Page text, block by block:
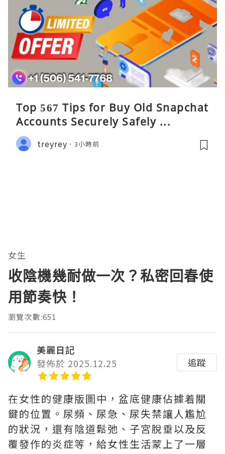
Top 567 Tips for Buy Old Snapchat
Accounts Securely Safely ...
treyrey 3小時前
女生
收陰機幾耐做一次？私密回春使
用節奏快！
瀏覽次數:651
美麗日記
發佈於 2025.12.25
追蹤
在女性的健康版圖中，盆底健康佔據着關
鍵的位置。尿頻、尿急、尿失禁讓人尷尬
的狀況，還有陰道鬆弛、子宮脫垂以及反
覆發作的炎症等，給女性生活蒙上了一層